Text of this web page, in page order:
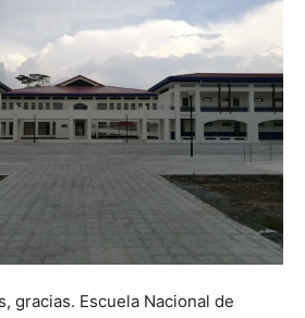
gracias. Escuela Nacional de